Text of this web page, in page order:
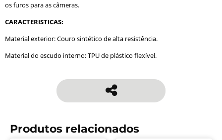
os furos para as câmeras.
CARACTERISTICAS:
Material exterior: Couro sintético de alta resistência.
Material do escudo interno: TPU de plástico flexível.
Produtos relacionados